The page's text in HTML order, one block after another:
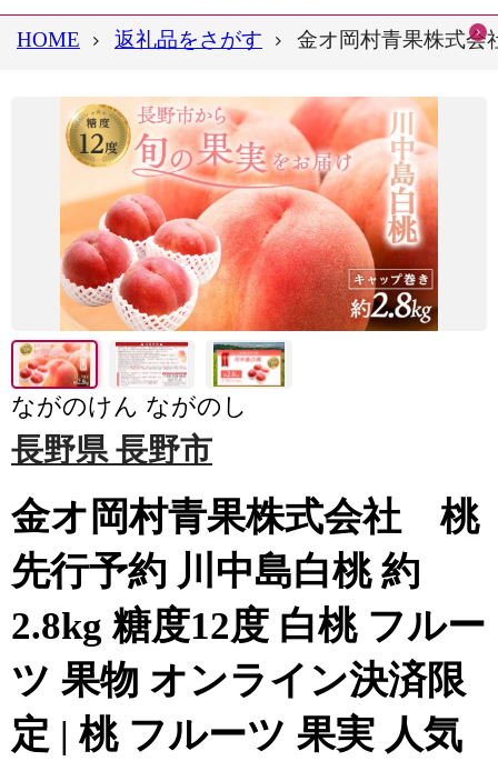
HOME 返礼品をさがす 金オ岡村青果株式会
ながのけん ながのし
長野県 長野市
金オ岡村青果株式会社 桃
先行予約 川中島白桃 約
2.8kg 糖度12度 白桃 フルー
ツ 果物 オンライン決済限
定 | 桃 フルーツ 果実 人気